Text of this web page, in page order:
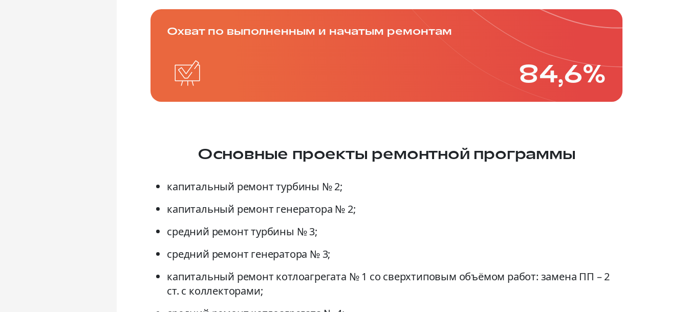
Охват по выполненным и начатым ремонтам
84,6%
Основные проекты ремонтной программы
капитальный ремонт турбины № 2;
капитальный ремонт генератора № 2;
средний ремонт турбины № 3;
средний ремонт генератора № 3;
капитальный ремонт котлоагрегата № 1 со сверхтиповым объёмом работ: замена ПП – 2
ст. с коллекторами;